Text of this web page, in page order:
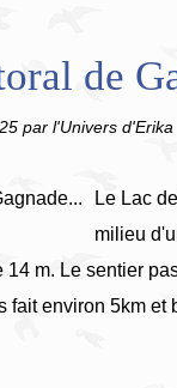
de
par l'Univers d'Erika
Le Lac
milieu
14 m. Le sentier
fait environ 5km et